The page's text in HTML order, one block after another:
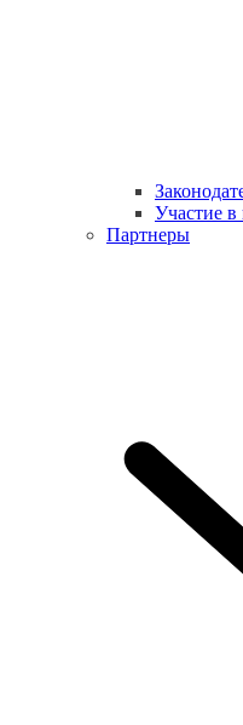
Участие
Партнеры